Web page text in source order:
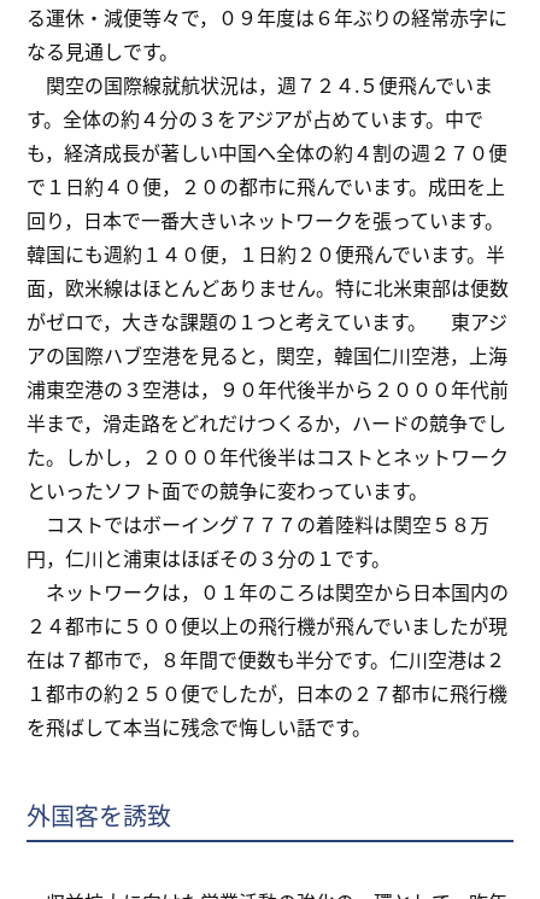
る運休・減便等々で，０９年度は６年ぶりの経常赤字に
なる見通しです。
関空の国際線就航状況は，週７２４.５便飛んでいま
す。全体の約４分の３をアジアが占めています。中で
も，経済成長が著しい中国へ全体の約４割の週２７０便
で１日約４０便，２０の都市に飛んでいます。成田を上
回り，日本で一番大きいネットワークを張っています。
韓国にも週約１４０便，１日約２０便飛んでいます。半
面，欧米線はほとんどありません。特に北米東部は便数
がゼロで，大きな課題の１つと考えています。 東アジ
アの国際ハブ空港を見ると，関空，韓国仁川空港，上海
浦東空港の３空港は，９０年代後半から２０００年代前
半まで，滑走路をどれだけつくるか，ハードの競争でし
た。しかし，２０００年代後半はコストとネットワーク
といったソフト面での競争に変わっています。
コストではボーイング７７７の着陸料は関空５８万
円，仁川と浦東はほぼその３分の１です。
ネットワークは，０１年のころは関空から日本国内の
２４都市に５００便以上の飛行機が飛んでいましたが現
在は７都市で，８年間で便数も半分です。仁川空港は２
１都市の約２５０便でしたが，日本の２７都市に飛行機
を飛ばして本当に残念で悔しい話です。
外国客を誘致